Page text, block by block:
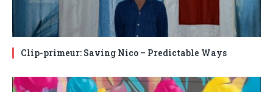
Clip-primeur: Saving Nico – Predictable Ways